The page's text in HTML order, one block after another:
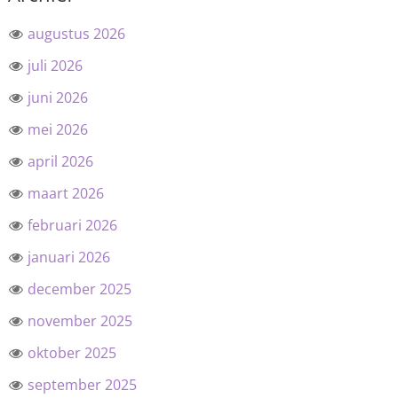
augustus 2026
juli 2026
juni 2026
mei 2026
april 2026
maart 2026
februari 2026
januari 2026
december 2025
november 2025
oktober 2025
september 2025